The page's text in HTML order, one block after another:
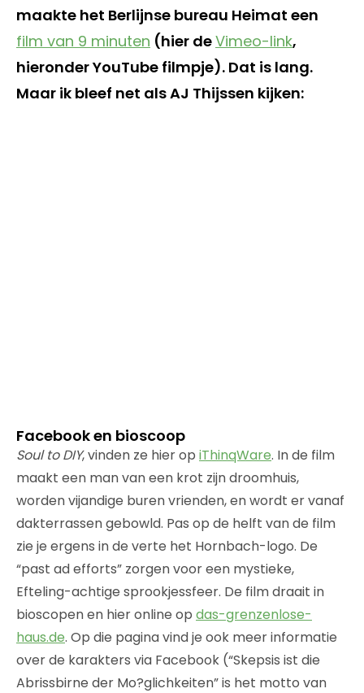
maakte het Berlijnse bureau Heimat een
film van 9 minuten (hier deVimeo-link,
hieronder YouTube filmpje). Dat is lang.
Maar ik bleef net als AJ Thijssen kijken:
Facebook en bioscoop
Soul to DIY, vinden ze hier op iThinqWare. In de film
maakt een man van een krot zijn droomhuis,
worden vijandige buren vrienden, en wordt er vanaf
dakterrassen gebowld. Pas op de helft van de film
zie je ergens in de verte het Hornbach-logo. De
“past ad efforts” zorgen voor een mystieke,
Efteling-achtige sprookjessfeer. De film draait in
bioscopen en hier online op das-grenzenlose-
haus.de. Op die pagina vind je ook meer informatie
over de karakters via Facebook (“Skepsis ist die
Abrissbirne der Mo?glichkeiten” is het motto van